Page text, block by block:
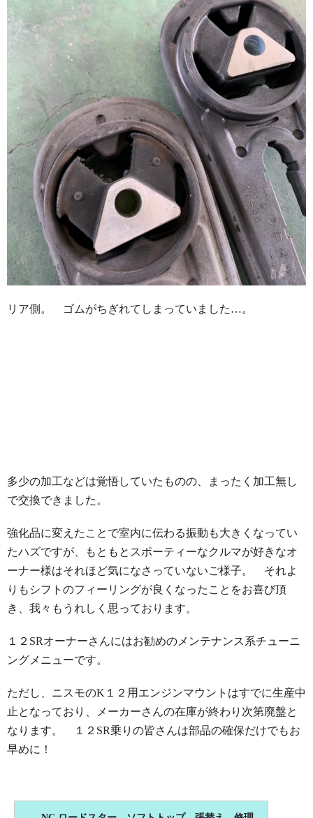
リア側。 ゴムがちぎれてしまっていました…。
多少の加工などは覚悟していたものの、まったく加工無し
で交換できました。
強化品に変えたことで室内に伝わる振動も大きくなってい
たハズですが、もともとスポーティーなクルマが好きなオ
ーナー様はそれほど気になさっていないご様子。 それよ
りもシフトのフィーリングが良くなったことをお喜び頂
き、我々もうれしく思っております。
１２SRオーナーさんにはお勧めのメンテナンス系チューニ
ングメニューです。
ただし、ニスモのK１２用エンジンマウントはすでに生産中
止となっており、メーカーさんの在庫が終わり次第廃盤と
なります。 １２SR乗りの皆さんは部品の確保だけでもお
早めに！